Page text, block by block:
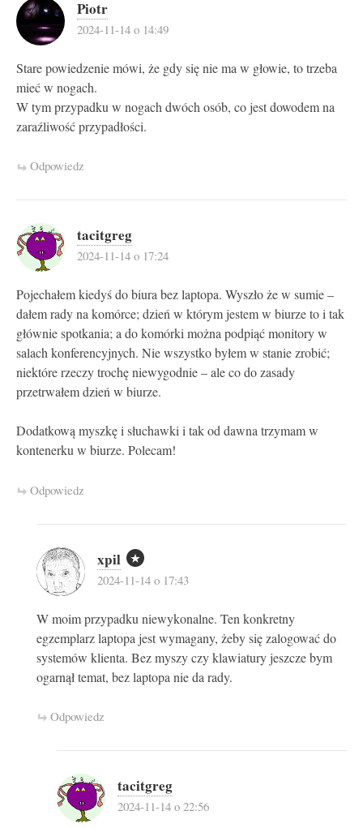
Piotr
2024-11-14 o 14:49
Stare powiedzenie mówi, że gdy się nie ma w głowie, to trzeba
mieć w nogach.
W tym przypadku w nogach dwóch osób, co jest dowodem na
zaraźliwość przypadłości.
Odpowiedz
tacitgreg
2024-11-14 o 17:24
Pojechałem kiedyś do biura bez laptopa. Wyszło że w sumie –
dałem rady na komórce; dzień w którym jestem w biurze to i tak
głównie spotkania; a do komórki można podpiąć monitory w
salach konferencyjnych. Nie wszystko byłem w stanie zrobić;
niektóre rzeczy trochę niewygodnie – ale co do zasady
przetrwałem dzień w biurze.
Dodatkową myszkę i słuchawki i tak od dawna trzymam w
kontenerku w biurze. Polecam!
Odpowiedz
xpil
2024-11-14 o 17:43
W moim przypadku niewykonalne. Ten konkretny
egzemplarz laptopa jest wymagany, żeby się zalogować do
systemów klienta. Bez myszy czy klawiatury jeszcze bym
ogarnął temat, bez laptopa nie da rady.
Odpowiedz
tacitgreg
2024-11-14 o 22:56